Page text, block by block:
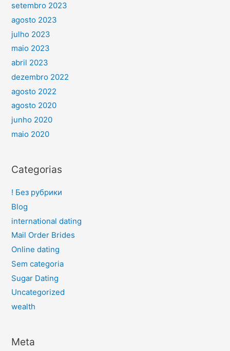
setembro 2023
agosto 2023
julho 2023
maio 2023
abril 2023
dezembro 2022
agosto 2022
agosto 2020
junho 2020
maio 2020
Categorias
! Без рубрики
Blog
international dating
Mail Order Brides
Online dating
Sem categoria
Sugar Dating
Uncategorized
wealth
Meta